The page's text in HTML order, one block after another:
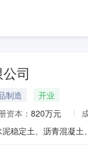
司
制造
开业
资本： 820万元